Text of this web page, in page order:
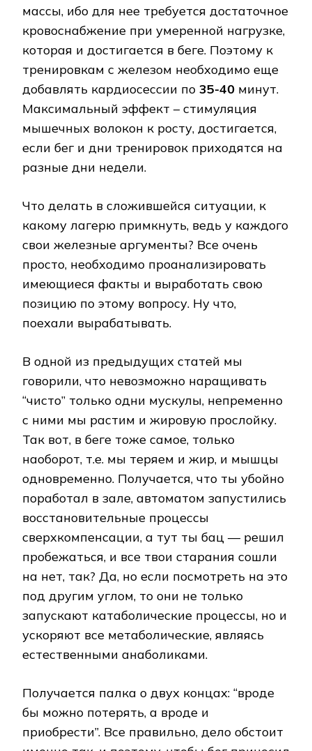
массы, ибо для нее требуется достаточное
кровоснабжение при умеренной нагрузке,
которая и достигается в беге. Поэтому к
тренировкам с железом необходимо еще
добавлять кардиосессии по 35-40 минут.
Максимальный эффект – стимуляция
мышечных волокон к росту, достигается,
если бег и дни тренировок приходятся на
разные дни недели.
Что делать в сложившейся ситуации, к
какому лагерю примкнуть, ведь у каждого
свои железные аргументы? Все очень
просто, необходимо проанализировать
имеющиеся факты и выработать свою
позицию по этому вопросу. Ну что,
поехали вырабатывать.
В одной из предыдущих статей мы
говорили, что невозможно наращивать
“чисто” только одни мускулы, непременно
с ними мы растим и жировую прослойку.
Так вот, в беге тоже самое, только
наоборот, т.е. мы теряем и жир, и мышцы
одновременно. Получается, что ты убойно
поработал в зале, автоматом запустились
восстановительные процессы
сверхкомпенсации, а тут ты бац — решил
пробежаться, и все твои старания сошли
на нет, так? Да, но если посмотреть на это
под другим углом, то они не только
запускают катаболические процессы, но и
ускоряют все метаболические, являясь
естественными анаболиками.
Получается палка о двух концах: “вроде
бы можно потерять, а вроде и
приобрести”. Все правильно, дело обстоит